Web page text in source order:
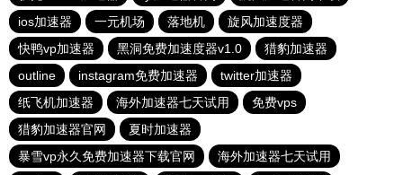
ios加速器
一元机场 落地机
旋风加速度器
快鸭vp加速器
黑洞免费加速度器v1.0
猎豹加速器
outline
instagram免费加速器
twitter加速器
纸飞机加速器
海外加速器七天试用
免费vps
猎豹加速器官网
夏时加速器
暴雪vp永久免费加速器下载官网
海外加速器七天试用